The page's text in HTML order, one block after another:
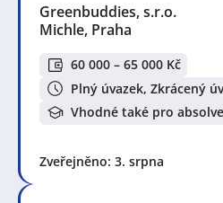
Greenbuddies, s.r.o.
Michle, Praha
60 000 – 65 000 Kč
Plný úvazek, Zkrácený
Vhodné také pro
Zveřejněno: 3. srpna